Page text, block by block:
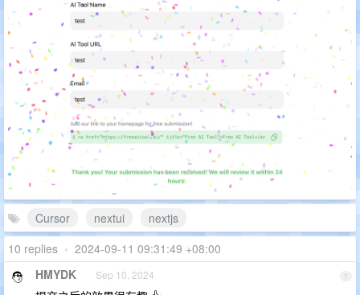
Cursor nextui
nextjs
10 replies • 2024-09-11 09:31:49 +08:00
1
HMYDK Sep 10, 2024